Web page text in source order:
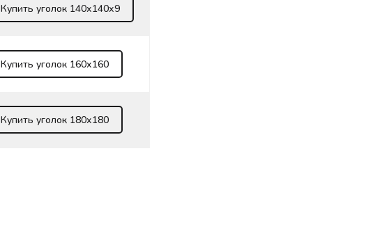
Купить уголок 140х140х9
Купить уголок 160х160
Купить уголок 180х180